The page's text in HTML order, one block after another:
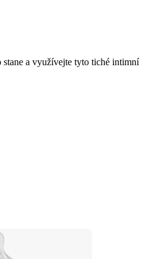
stane a využívejte tyto tiché intimní